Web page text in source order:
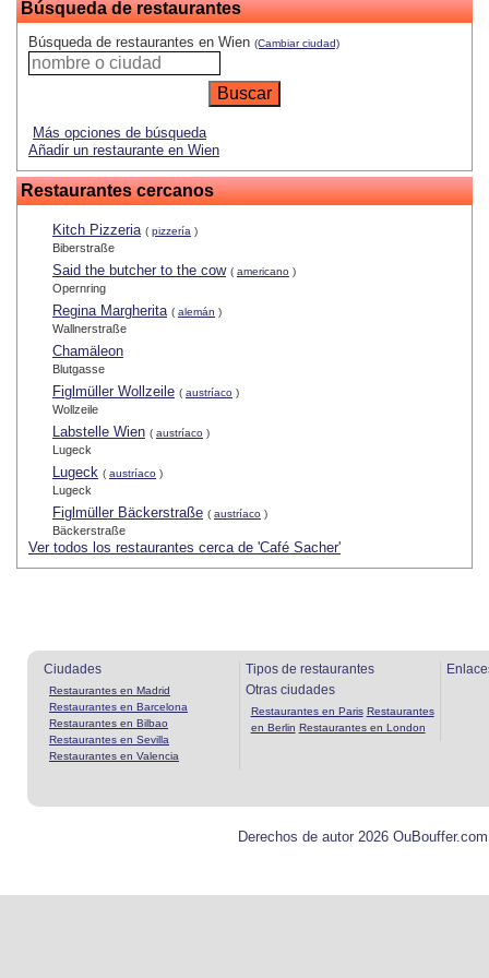
Búsqueda de restaurantes
Búsqueda de restaurantes en Wien (Cambiar ciudad)
Más opciones de búsqueda
Añadir un restaurante en Wien
Restaurantes cercanos
Kitch Pizzeria ( pizzería )
Biberstraße
Said the butcher to the cow ( americano )
Opernring
Regina Margherita ( alemán )
Wallnerstraße
Chamäleon
Blutgasse
Figlmüller Wollzeile ( austríaco )
Wollzeile
Labstelle Wien ( austríaco )
Lugeck
Lugeck ( austríaco )
Lugeck
Figlmüller Bäckerstraße ( austríaco )
Bäckerstraße
Ver todos los restaurantes cerca de 'Café Sacher'
Ciudades
Restaurantes en Madrid
Restaurantes en Barcelona
Restaurantes en Bilbao
Restaurantes en Sevilla
Restaurantes en Valencia
Tipos de restaurantes
Otras ciudades
Restaurantes en Paris Restaurantes
en Berlin Restaurantes en London
Derechos de autor 2026